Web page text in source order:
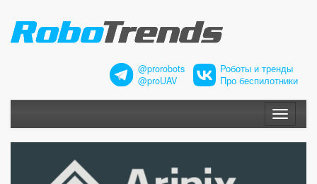
@prorobots
@proUAV
Роботы и тренды
Про беспилотники
Меню